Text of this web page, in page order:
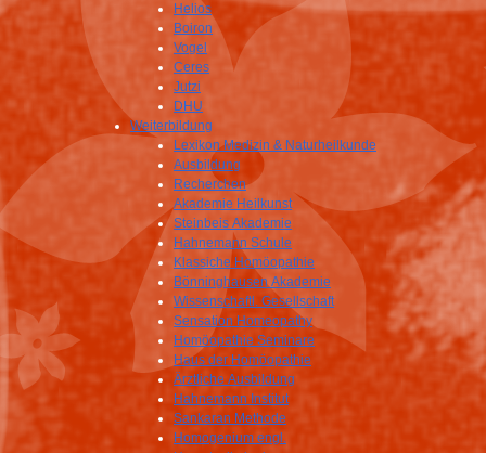
Helios
Boiron
Vogel
Ceres
Jutzi
DHU
Weiterbildung
Lexikon Medizin & Naturheilkunde
Ausbildung
Recherchen
Akademie Heilkunst
Steinbeis Akademie
Hahnemann Schule
Klassiche Homöopathie
Bönninghausen Akademie
Wissenschaftl. Gesellschaft
Sensation Homeopathy
Homöopathie Seminare
Haus der Homöopathie
Ärztliche Ausbildung
Hahnemann Institut
Sankaran Methode
Homogenium engl.